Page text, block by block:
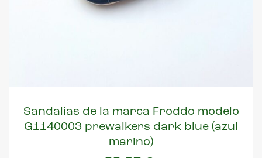
Sandalias de la marca Froddo modelo
G1140003 prewalkers dark blue (azul
marino)